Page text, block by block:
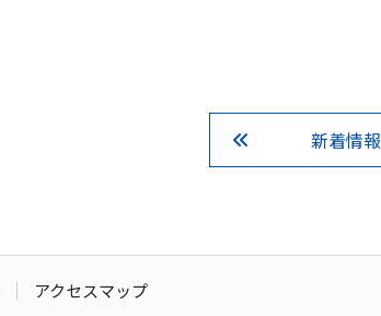
新着情報
アクセスマップ